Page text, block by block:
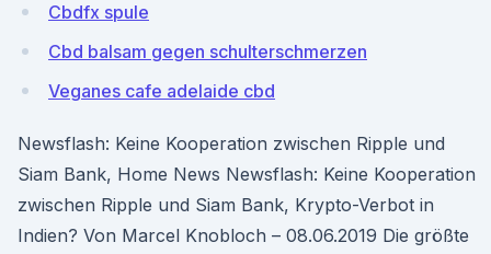
Cbdfx spule
Cbd balsam gegen schulterschmerzen
Veganes cafe adelaide cbd
Newsflash: Keine Kooperation zwischen Ripple und
Siam Bank, Home News Newsflash: Keine Kooperation
zwischen Ripple und Siam Bank, Krypto-Verbot in
Indien? Von Marcel Knobloch – 08.06.2019 Die größte